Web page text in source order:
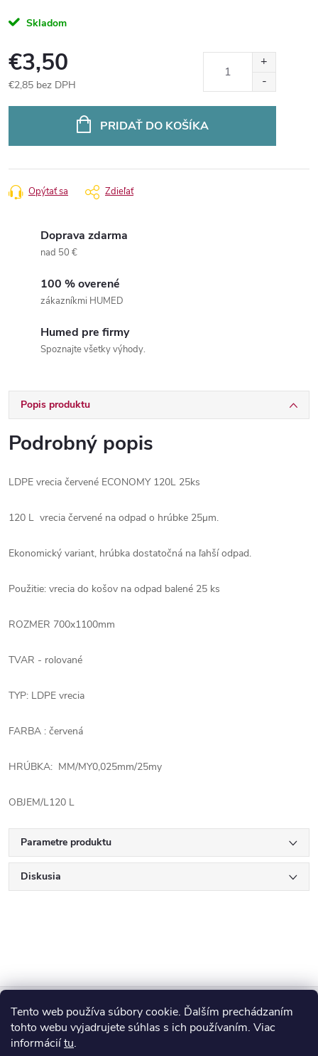
Tento web používa súbory cookie. Ďalším prechádzaním
tohto webu vyjadrujete súhlas s ich používaním. Viac
informáciítu.
Skladom
€3,50
€2,85 bez DPH
PRIDAŤ DO KOŠÍKA
Opýtať sa Zdieľať
Doprava zdarma
nad 50 €
100 % overené
zákazníkmi HUMED
Humed pre firmy
Spoznajte všetky výhody.
Popis produktu
Podrobný popis
LDPE vrecia červené ECONOMY 120L 25ks
120 L vrecia červené na odpad o hrúbke 25μm.
Ekonomický variant, hrúbka dostatočná na ľahší odpad.
Použitie: vrecia do košov na odpad balené 25 ks
ROZMER 700x1100mm
TVAR - rolované
TYP: LDPE vrecia
FARBA : červená
HRÚBKA: MM/MY0,025mm/25my
OBJEM/L120 L
Parametre produktu
Diskusia
Z
áBlog